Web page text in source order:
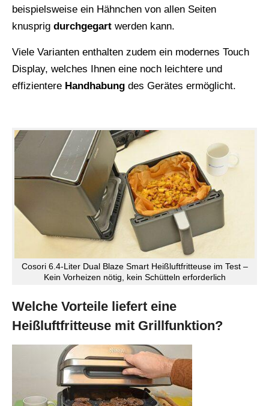
beispielsweise ein Hähnchen von allen Seiten
knusprig durchgegart werden kann.
Viele Varianten enthalten zudem ein modernes Touch
Display, welches Ihnen eine noch leichtere und
effizientere Handhabung des Gerätes ermöglicht.
Cosori 6.4-Liter Dual Blaze Smart Heißluftfritteuse im Test –
Kein Vorheizen nötig, kein Schütteln erforderlich
Welche Vorteile liefert eine
Heißluftfritteuse mit Grillfunktion?